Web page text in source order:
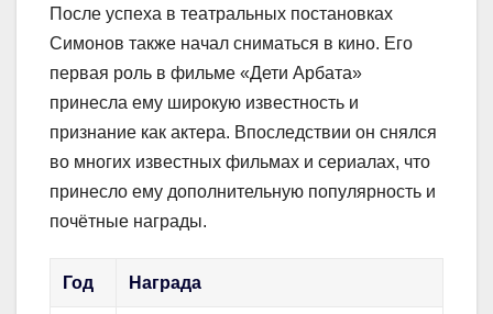
После успеха в театральных постановках
Симонов также начал сниматься в кино. Его
первая роль в фильме «Дети Арбата»
принесла ему широкую известность и
признание как актера. Впоследствии он снялся
во многих известных фильмах и сериалах, что
принесло ему дополнительную популярность и
почётные награды.
Год Награда